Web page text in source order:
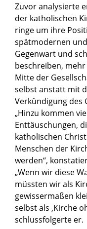
Zuvor analysierte
der katholischen
ringe um ihre
spätmodernen
Gegenwart und
beschreiben,
Mitte der
selbst anstatt mit
Verkündigung des
„Hinzu kommen
Enttäuschungen,
katholischen
Menschen der
werden“,
„Wenn wir diese
müssten wir als
gewissermaßen
selbst als ‚Kirche
schlussfolgerte er.